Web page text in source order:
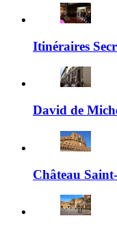
Itinéraires
David de
Château